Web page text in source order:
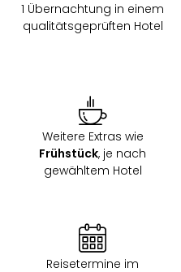
1 Übernachtung in einem
qualitätsgeprüften Hotel
Weitere Extras wie
Frühstück, je nach
gewähltem Hotel
Reisetermine im